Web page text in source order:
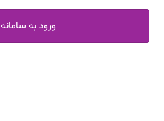
ورود به سامانه